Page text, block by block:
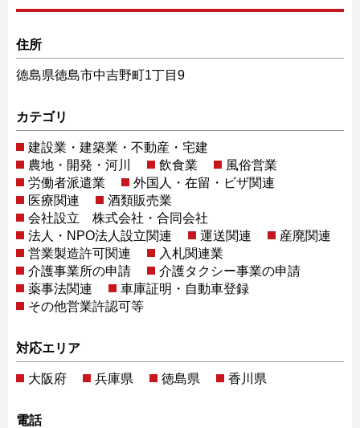
住所
徳島県徳島市中吉野町1丁目9
カテゴリ
建設業・建築業・不動産・宅建
農地・開発・河川
飲食業
風俗営業
労働者派遣業
外国人・在留・ビザ関連
医療関連
酒類販売業
会社設立 株式会社・合同会社
法人・NPO法人設立関連
運送関連
産廃関連
営業製造許可関連
入札関連業
介護事業所の申請
介護タクシー事業の申請
薬事法関連
車庫証明・自動車登録
その他営業許認可等
対応エリア
大阪府 兵庫県 徳島県 香川県
電話